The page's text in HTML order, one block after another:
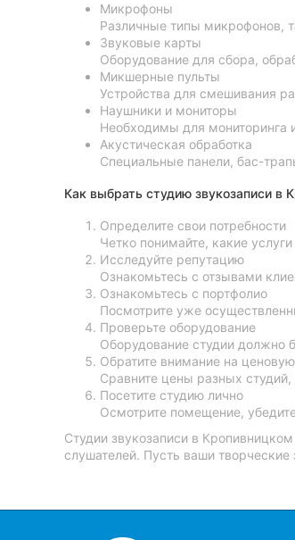
Микрофоны
Различные типы микрофонов,
Звуковые карты
Оборудование для сбора,
Микшерные пульты
Устройства для смешивания
Наушники и мониторы
Необходимы для мониторинга
Акустическая обработка
Специальные панели, бас-
Как выбрать студию звукозаписи в
Определите свои потребности
Четко понимайте, какие
Исследуйте репутацию
Ознакомьтесь с отзывами
Ознакомьтесь с портфолио
Посмотрите уже
Проверьте оборудование
Оборудование студии должно
Обратите внимание на
Сравните цены разных
Посетите студию лично
Осмотрите помещение,
Студии звукозаписи в
слушателей. Пусть ваши